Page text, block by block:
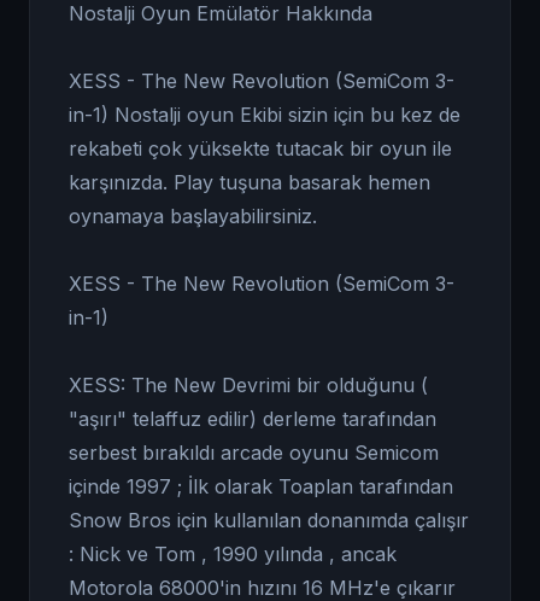
Nostalji Oyun Emülatör Hakkında
XESS - The New Revolution (SemiCom 3-
in-1) Nostalji oyun Ekibi sizin için bu kez de
rekabeti çok yüksekte tutacak bir oyun ile
karşınızda. Play tuşuna basarak hemen
oynamaya başlayabilirsiniz.
XESS - The New Revolution (SemiCom 3-
in-1)
XESS: The New Devrimi bir olduğunu (
"aşırı" telaffuz edilir) derleme tarafından
serbest bırakıldı arcade oyunu Semicom
içinde 1997 ; İlk olarak Toaplan tarafından
Snow Bros için kullanılan donanımda çalışır
: Nick ve Tom , 1990 yılında , ancak
Motorola 68000'in hızını 16 MHz'e çıkarır